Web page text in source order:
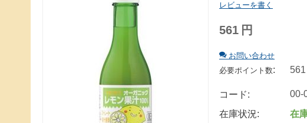
レビューを書く
561 円
お問い合わせ
必要ポイント数:
コード:
00-
在庫状況:
在